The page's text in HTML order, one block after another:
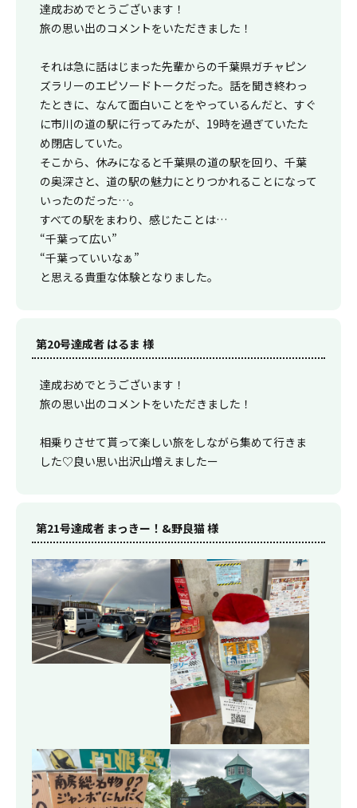
達成おめでとうございます！
旅の思い出のコメントをいただきました！
それは急に話はじまった先輩からの千葉県ガチャピン
ズラリーのエピソードトークだった。話を聞き終わっ
たときに、なんて面白いことをやっているんだと、すぐ
に市川の道の駅に行ってみたが、19時を過ぎていたた
め閉店していた。
そこから、休みになると千葉県の道の駅を回り、千葉
の奥深さと、道の駅の魅力にとりつかれることになって
いったのだった…。
すべての駅をまわり、感じたことは…
“千葉って広い”
“千葉っていいなぁ”
と思える貴重な体験となりました。
第20号達成者 はるま 様
達成おめでとうございます！
旅の思い出のコメントをいただきました！
相乗りさせて貰って楽しい旅をしながら集めて行きま
した♡良い思い出沢山増えましたー
第21号達成者 まっきー！&野良猫 様